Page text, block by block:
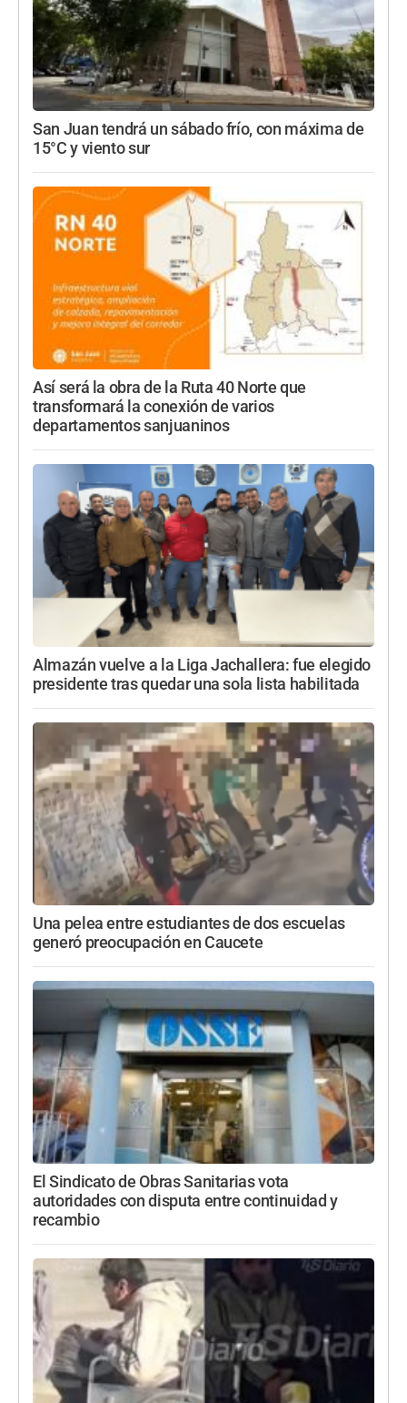
San Juan tendrá un sábado frío, con máxima de
15°C y viento sur
Así será la obra de la Ruta 40 Norte que
transformará la conexión de varios
departamentos sanjuaninos
Almazán vuelve a la Liga Jachallera: fue elegido
presidente tras quedar una sola lista habilitada
Una pelea entre estudiantes de dos escuelas
generó preocupación en Caucete
El Sindicato de Obras Sanitarias vota
autoridades con disputa entre continuidad y
recambio